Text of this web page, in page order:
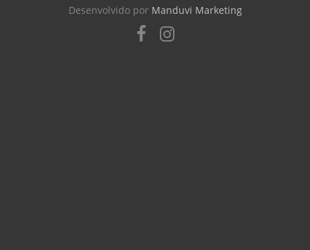
Desenvolvido por Manduvi Marketing